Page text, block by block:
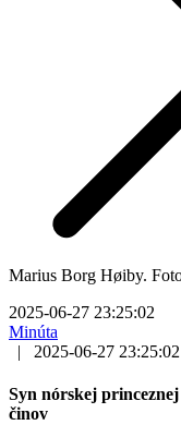
Marius Borg Høiby.
2025-06-27 23:25:02
Minúta
|
2025-06-27 23:25:02
Syn nórskej
činov